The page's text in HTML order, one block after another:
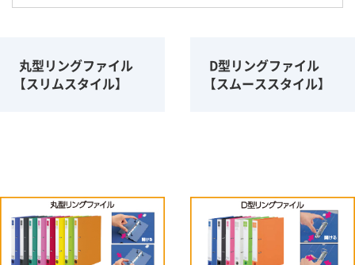
丸型リングファイル
【スリムスタイル】
D型リングファイル
【スムーススタイル】